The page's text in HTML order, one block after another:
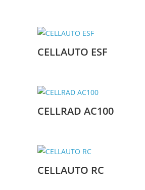
CELLAUTO ESF
CELLRAD AC100
CELLAUTO RC